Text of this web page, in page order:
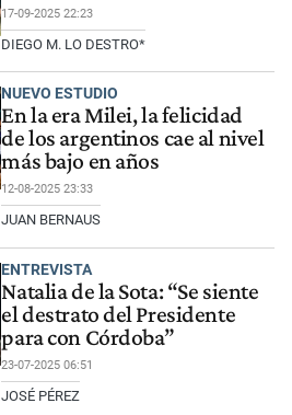
17-09-2025 22:23
DIEGO M. LO DESTRO*
NUEVO ESTUDIO
En la era Milei, la felicidad
de los argentinos cae al nivel
más bajo en años
12-08-2025 23:33
JUAN BERNAUS
ENTREVISTA
Natalia de la Sota: “Se siente
el destrato del Presidente
para con Córdoba”
23-07-2025 06:51
JOSÉ PÉREZ